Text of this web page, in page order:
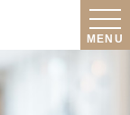
MENU